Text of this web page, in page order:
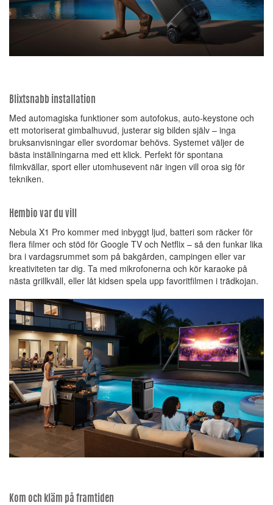
Blixtsnabb installation
Med automagiska funktioner som autofokus, auto-keystone och
ett motoriserat gimbalhuvud, justerar sig bilden själv – inga
bruksanvisningar eller svordomar behövs. Systemet väljer de
bästa inställningarna med ett klick. Perfekt för spontana
filmkvällar, sport eller utomhusevent när ingen vill oroa sig för
tekniken.
Hembio var du vill
Nebula X1 Pro kommer med inbyggt ljud, batteri som räcker för
flera filmer och stöd för Google TV och Netflix – så den funkar lika
bra i vardagsrummet som på bakgården, campingen eller var
kreativiteten tar dig. Ta med mikrofonerna och kör karaoke på
nästa grillkväll, eller låt kidsen spela upp favoritfilmen i trädkojan.
Kom och kläm på framtiden